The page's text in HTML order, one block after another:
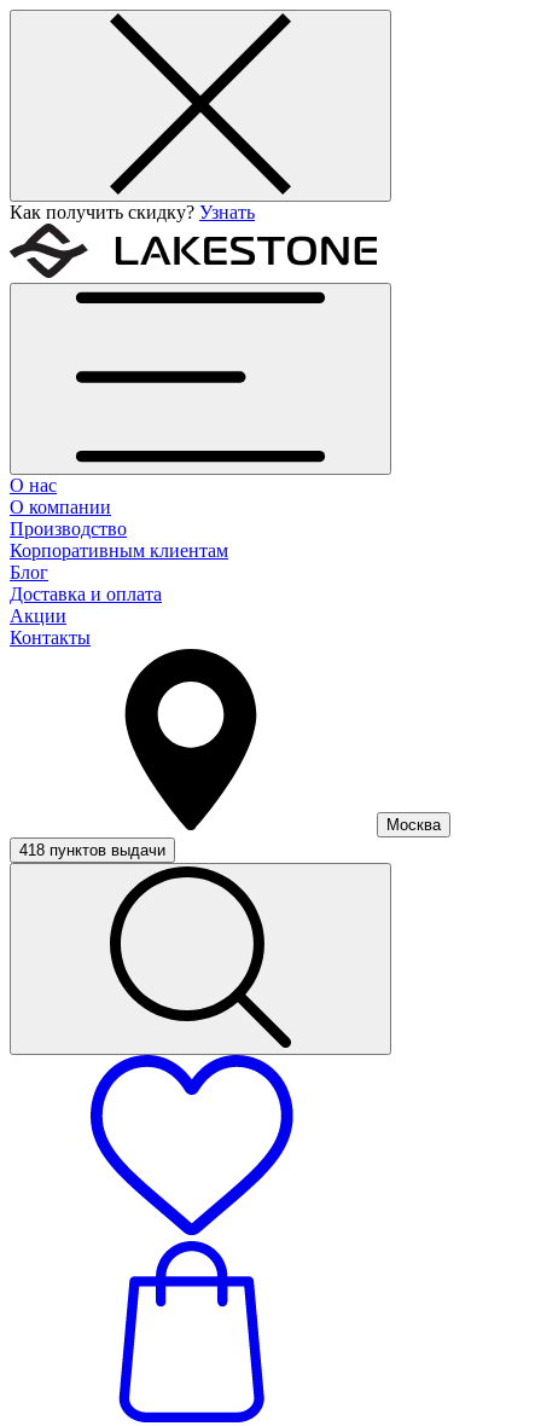
Как получить скидку? Узнать
О нас
О компании
Производство
Корпоративным клиентам
Блог
Доставка и оплата
Акции
Контакты
Москва
418 пунктов выдачи